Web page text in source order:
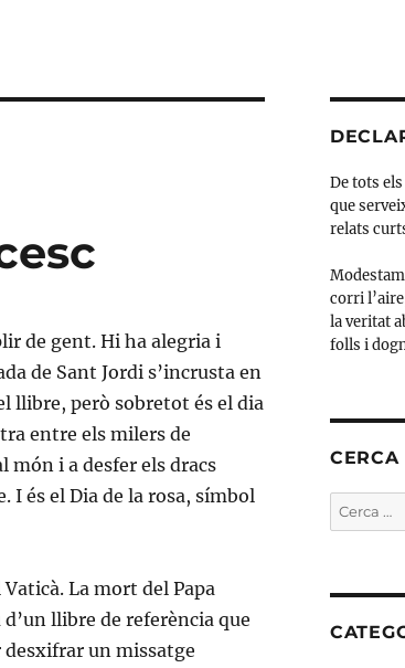
de gent. Hi ha alegria i
de Sant Jordi s’incrusta en
llibre, però sobretot és el dia
entre els milers de
i a desfer els dracs
I és el Dia de la rosa, símbol
La mort del Papa
llibre de referència que
desxifrar un missatge
De tots
que
relats
corri
la veritat
folls i
CERCA
Cerca: